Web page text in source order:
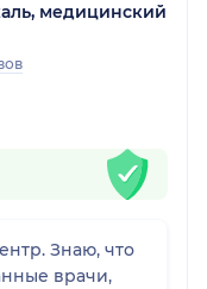
медицинский
Знаю, что
врачи,